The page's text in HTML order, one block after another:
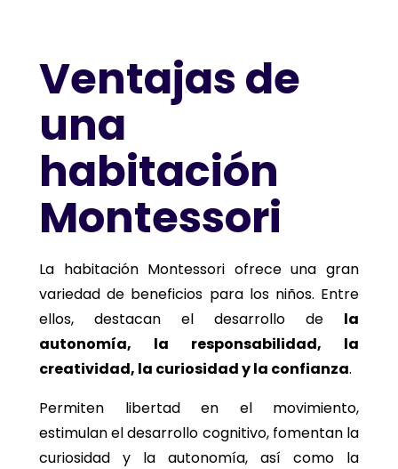
Ventajas de
una
habitación
Montessori
La habitación Montessori ofrece una gran
variedad de beneficios para los niños. Entre
ellos, destacan el desarrollo de la
autonomía, la responsabilidad, la
creatividad, la curiosidad y la confianza.
Permiten libertad en el movimiento,
estimulan el desarrollo cognitivo, fomentan la
curiosidad y la autonomía, así como la